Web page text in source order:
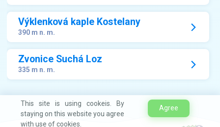
Výklenková kaple Kostelany
390 m n. m.
Zvonice Suchá Loz
335 m n. m.
This site is using cookeis. By
staying on this website you agree
with use of cookies.
Agree